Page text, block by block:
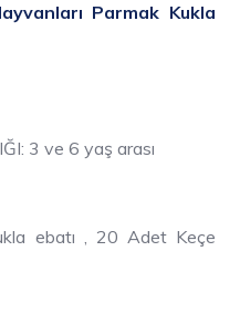
Parmak Kukla
3 ve 6 yaş arası
ebatı , 20 Adet Keçe